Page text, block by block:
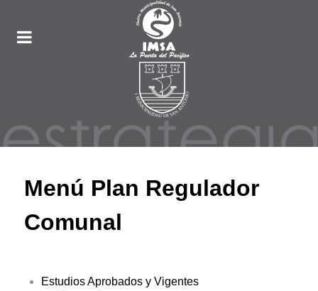
Menú Plan Regulador
Comunal
Estudios Aprobados y Vigentes